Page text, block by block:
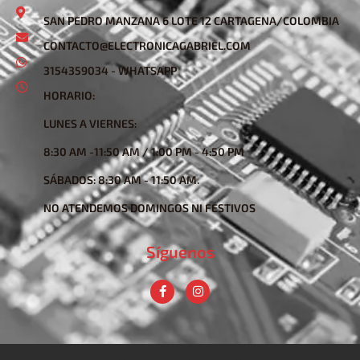
SAN PEDRO MANZANA 6 LOTE 12 CARTAGENA/COLOMBIA
CONTACTO@ELECTRONICAGABRIEL.COM
3154359034 - WHATSAPP
HORARIO:
LUNES A VIERNES:
8:30 AM -11:50 AM / 1:00 PM - 4:50 PM
SÁBADOS: 8:30 AM - 11:50 AM.
NO ATENDEMOS DOMINGOS NI FESTIVOS
Síguenos